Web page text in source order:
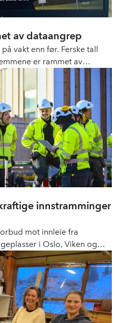
av dataangrep
vakt enn før. Ferske tall
er rammet av
tilknyttet datasikkerhet
innstramminger
mot innleie fra
i Oslo, Viken og
flere endringer i
bedrifter i hele landet. -
bli vanskelig å få tak i nok
og sesongvariasjoner. En
- de må ha folk i jobb,
Nina Melsom.